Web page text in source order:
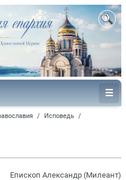
/ Исповедь /
Епископ Александр (Милеант)